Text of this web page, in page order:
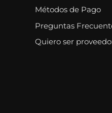
Métodos de Pago
Preguntas
Quiero ser